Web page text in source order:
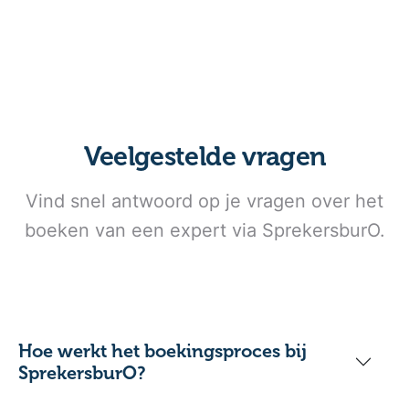
Veelgestelde vragen
Vind snel antwoord op je vragen over het
boeken van een expert via SprekersburO.
Hoe werkt het boekingsproces bij
SprekersburO?